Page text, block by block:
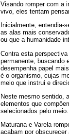
Visando romper com a
vivo, eles tentam
Inicialmente, entendia-
as alas mais
ou que a humanidade
Contra esta
permanente, buscando
desempenha papel
é o organismo, cujas
meio que instrui e
Neste mesmo sentido,
elementos que
selecionados pelo meio.
Maturana e Varela
acabam por